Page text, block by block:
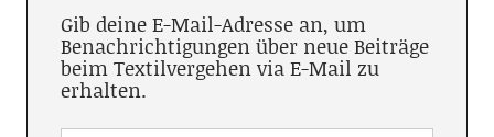
Gib deine E-Mail-Adresse an, um
Benachrichtigungen über neue Beiträge
beim Textilvergehen via E-Mail zu
erhalten.